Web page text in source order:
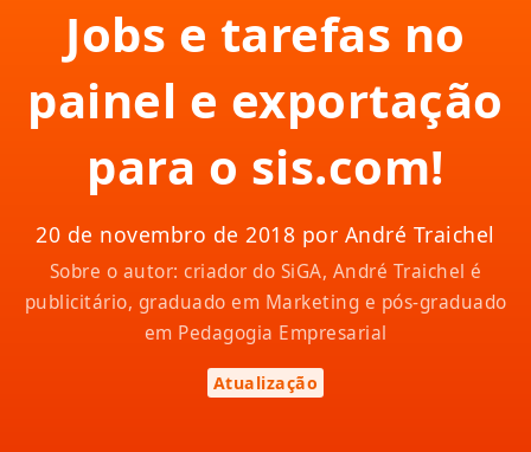
Jobs e tarefas no
painel e exportação
para o sis.com!
20 de novembro de 2018 por André Traichel
Sobre o autor: criador do SiGA, André Traichel é
publicitário, graduado em Marketing e pós-graduado
em Pedagogia Empresarial
Atualização